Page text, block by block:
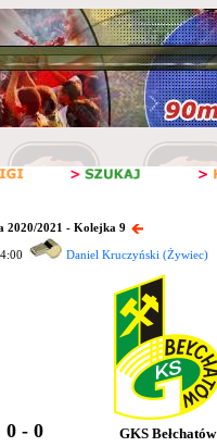
2020/2021 - Kolejka 9
Daniel Kruczyński (Żywiec)
0 - 0 GKS Bełchatów